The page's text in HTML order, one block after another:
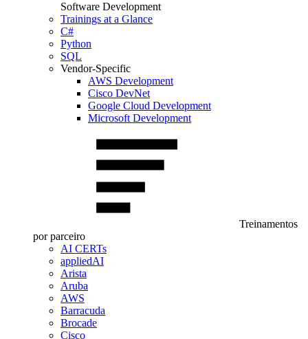
Software Development
Trainings at a Glance
C#
Python
SQL
Vendor-Specific
AWS Development
Cisco DevNet
Google Cloud Development
Microsoft Development
Treinamentos
por parceiro
AI CERTs
appliedAI
Arista
Aruba
AWS
Barracuda
Brocade
Cisco